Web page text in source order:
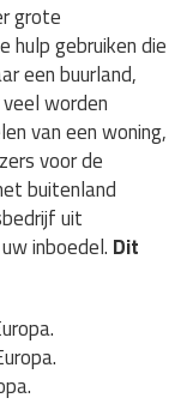
grote
hulp gebruiken die
een buurland,
worden
van een woning,
voor de
buitenland
uit
inboedel. Dit